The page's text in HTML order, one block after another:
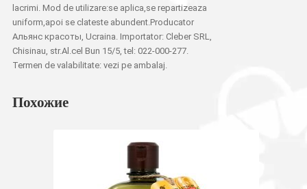
lacrimi. Mod de utilizare:se aplica,se repartizeaza
uniform,apoi se clateste abundent.Producator
Альянс красоты, Ucraina. Importator: Cleber SRL,
Chisinau, str.Al.cel Bun 15/5, tel: 022-000-277.
Termen de valabilitate: vezi pe ambalaj.
Похожие